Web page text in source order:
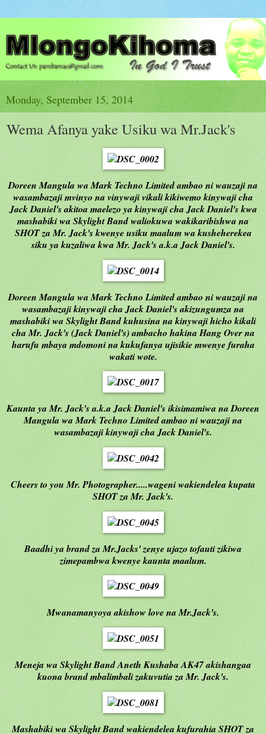
Monday, September 15, 2014
Wema Afanya yake Usiku wa Mr.Jack's
Doreen Mangula wa Mark Techno Limited ambao ni wauzaji na
wasambazaji mvinyo na vinywaji vikali kikiwemo kinywaji cha
Jack Daniel's akitoa maelezo ya kinywaji cha Jack Daniel's kwa
mashabiki wa Skylight Band waliokuwa wakikaribishwa na
SHOT za Mr. Jack's kwenye usiku maalum wa kusheherekea
siku ya kuzaliwa kwa Mr. Jack's a.k.a Jack Daniel's.
Doreen Mangula wa Mark Techno Limited ambao ni wauzaji na
wasambazaji kinywaji cha Jack Daniel's akizungumza na
mashabiki wa Skylight Band kuhusina na kinywaji hicho kikali
cha Mr. Jack's (Jack Daniel's) ambacho hakina Hang Over na
harufu mbaya mdomoni na kukufanya ujisikie mwenye furaha
wakati wote.
Kaunta ya Mr. Jack's a.k.a Jack Daniel's ikisimamiwa na Doreen
Mangula wa Mark Techno Limited ambao ni wauzaji na
wasambazaji kinywaji cha Jack Daniel's.
Cheers to you Mr. Photographer.....wageni wakiendelea kupata
SHOT za Mr. Jack's.
Baadhi ya brand za Mr.Jacks' zenye ujazo tofauti zikiwa
zimepambwa kwenye kaunta maalum.
Mwanamanyoya akishow love na Mr.Jack's.
Meneja wa Skylight Band Aneth Kushaba AK47 akishangaa
kuona brand mbalimbali zakuvutia za Mr. Jack's.
Mashabiki wa Skylight Band wakiendelea kufurahia SHOT za